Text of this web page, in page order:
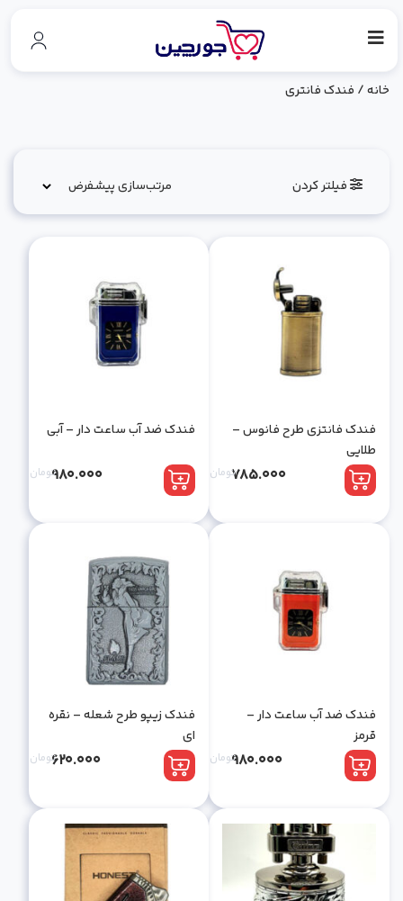
خانه/ فندک فانتری
فیلتر کردن
فندک فانتزی طرح فانوس –
طلایی
تومان785.000
فندک ضد آب ساعت دار – آبی
تومان980.000
فندک ضد آب ساعت دار –
قرمز
تومان980.000
فندک زیپو طرح شعله – نقره
ای
تومان620.000